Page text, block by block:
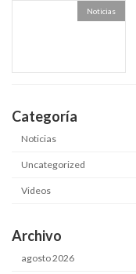
Noticias
Categoría
Noticias
Uncategorized
Videos
Archivo
agosto 2026